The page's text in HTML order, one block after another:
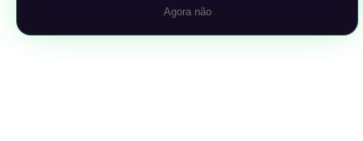
Agora não